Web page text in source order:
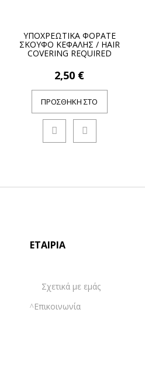
ΥΠΟΧΡΕΩΤΙΚΑ ΦΟΡΑΤΕ
ΣΚΟΥΦΟ ΚΕΦΑΛΗΣ / HAIR
COVERING REQUIRED
2,50 €
ΠΡΟΣΘΉΚΗ ΣΤΟ
ΕΤΑΙΡΊΑ
Σχετικά με εμάς
Επικοινωνία